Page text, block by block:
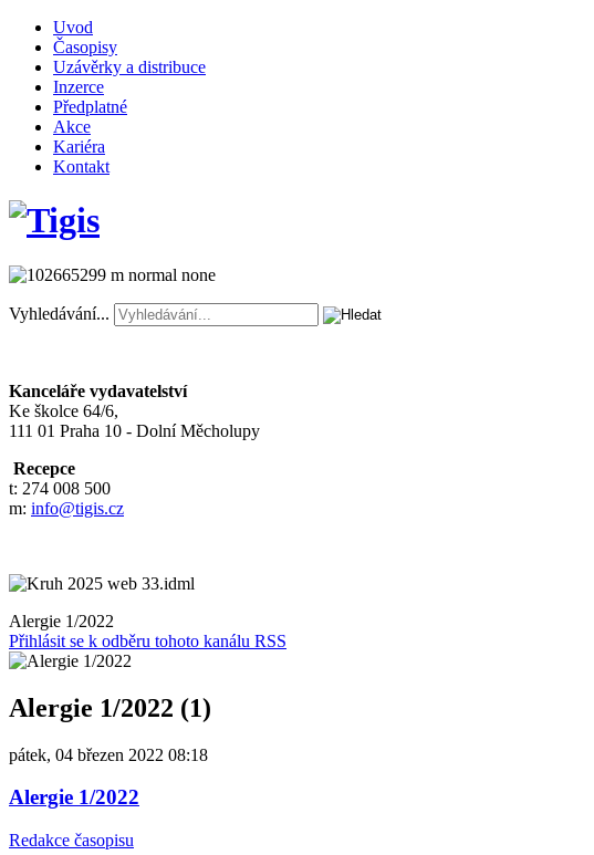
Uvod
Časopisy
Uzávěrky a distribuce
Inzerce
Předplatné
Akce
Kariéra
Kontakt
Vyhledávání...
Kanceláře vydavatelství
Ke školce 64/6,
111 01 Praha 10 - Dolní Měcholupy
Recepce
t: 274 008 500
m: info@tigis.cz
Alergie 1/2022
Přihlásit se k odběru tohoto kanálu RSS
Alergie 1/2022 (1)
pátek, 04 březen 2022 08:18
Alergie 1/2022
Redakce časopisu